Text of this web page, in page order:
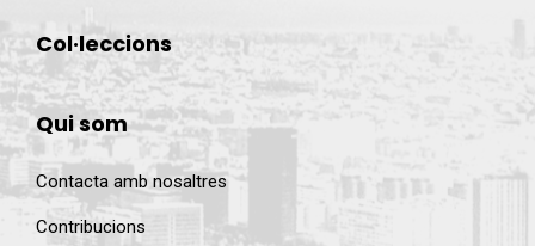
Col·leccions
Qui som
Contacta amb nosaltres
Contribucions